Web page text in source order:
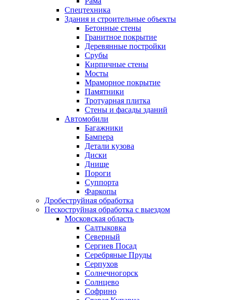
Спецтехника
Здания и строительные объекты
Бетонные стены
Гранитное покрытие
Деревянные постройки
Срубы
Кирпичные стены
Мосты
Мраморное покрытие
Памятники
Тротуарная плитка
Стены и фасады зданий
Автомобили
Багажники
Бампера
Детали кузова
Диски
Днище
Пороги
Суппорта
Фаркопы
Дробеструйная обработка
Пескоструйная обработка с выездом
Московская область
Салтыковка
Северный
Сергиев Посад
Серебряные Пруды
Серпухов
Солнечногорск
Солнцево
Софрино